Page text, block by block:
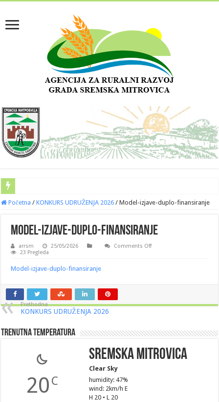
Početna / KONKURS UDRUŽENJA 2026 / Model-izjave-duplo-finansiranje
Model-izjave-duplo-finansiranje
arrsm 25/05/2026 Comments Offon
23 Pregleda
Model-izjave-duplo-finansiranje
Prethodna
KONKURS UDRUŽENJA 2026
Trenutna Temperatura
20 C
Sremska Mitrovica
Clear Sky
humidity: 47%
wind: 2km/h E
H 20 • L 20